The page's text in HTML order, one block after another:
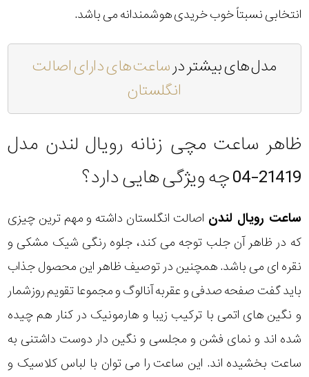
انتخابی نسبتاً خوب خریدی هوشمندانه می باشد.
مدل های بیشتر درساعت های دارای اصالت
انگلستان
ظاهر ساعت مچی زنانه رویال لندن مدل
21419-04 چه ویژگی هایی دارد؟
ساعت رویال لندن اصالت انگلستان داشته و مهم ترین چیزی
که در ظاهر آن جلب توجه می کند، جلوه رنگی شیک مشکی و
نقره ای می باشد. همچنین در توصیف ظاهر این محصول جذاب
باید گفت صفحه صدفی و عقربه آنالوگ و مجموعا تقویم روزشمار
و نگین های اتمی با ترکیب زیبا و هارمونیک در کنار هم چیده
شده اند و نمای فشن و مجلسی و نگین دار دوست داشتنی به
ساعت بخشیده اند. این ساعت را می توان با لباس کلاسیک و